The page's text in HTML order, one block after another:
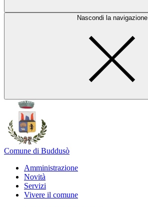
Nascondi la navigazione
Comune di Buddusò
Amministrazione
Novità
Servizi
Vivere il comune